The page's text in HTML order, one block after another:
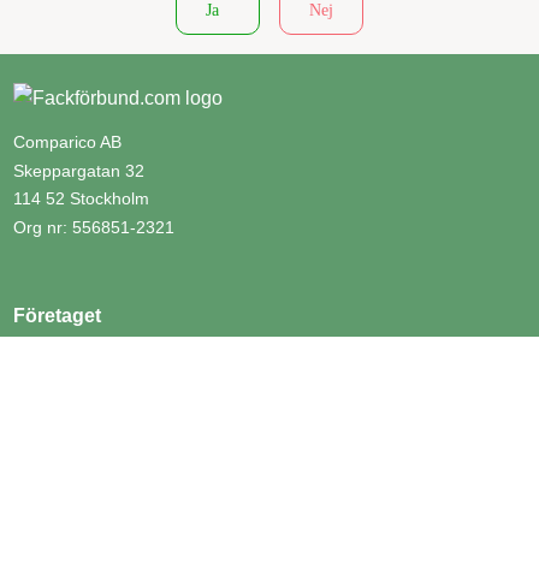
Ja Nej
Comparico AB
Skeppargatan 32
114 52 Stockholm
Org nr: 556851-2321
Företaget